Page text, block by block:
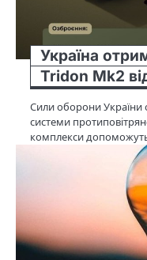
Україна
Tridon Mk2
Сили оборони України
системи
комплекси